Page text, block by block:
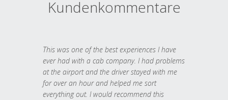
Kundenkommentare
This was one of the best experiences I have
ever had with a cab company. I had problems
at the airport and the driver stayed with me
for over an hour and helped me sort
everything out. I would recommend this